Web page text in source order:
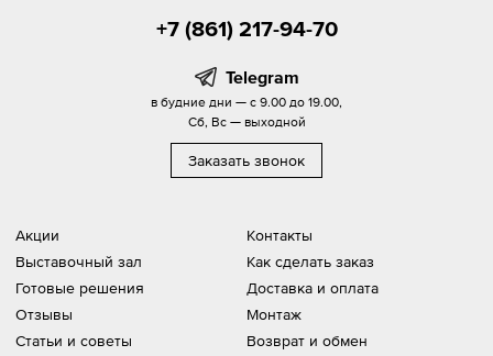
Акции
Выставочный зал
Готовые решения
Отзывы
Статьи и советы
Контакты
Как сделать заказ
Доставка и оплата
Монтаж
Возврат и обмен
+7 (861) 217-94-70
Telegram
в будние дни — с 9.00 до 19.00,
Сб, Вс — выходной
Заказать звонок